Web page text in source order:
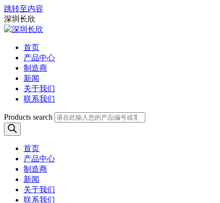
跳转至内容
深圳长欣
首页
产品中心
制造商
新闻
关于我们
联系我们
Products search
首页
产品中心
制造商
新闻
关于我们
联系我们